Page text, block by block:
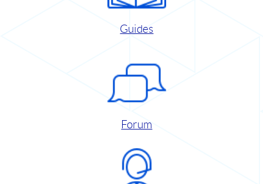
Guides
Forum